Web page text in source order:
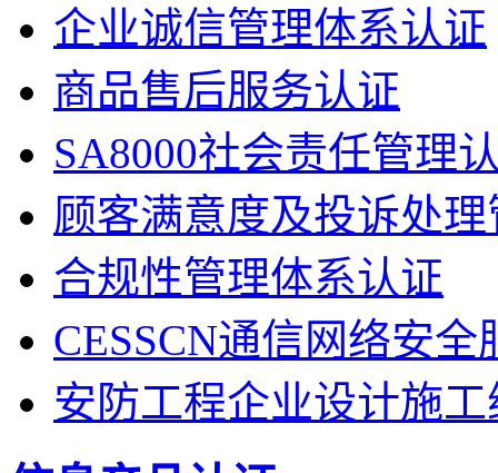
企业诚信管理体系认证
商品售后服务认证
SA8000社会责任管理
顾客满意度及投诉处
合规性管理体系认证
CESSCN通信网络安全
安防工程企业设计施